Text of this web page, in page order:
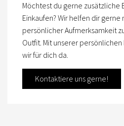
Möchtest du gerne zusätzliche
Einkaufen? Wir helfen dir gerne
persönlicher Aufmerksamkeit
Outfit. Mit unserer persönlichen
wir für dich da.
Kontaktiere uns gerne!